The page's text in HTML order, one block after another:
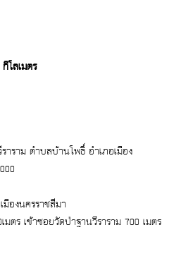
โลเมตร
ราม ตำบลบ้านโพธิ์ อำเภอเมือง
องนครราชสีมา
ตร เข้าซอยวัดป่าฐานวีราราม 700 เมตร